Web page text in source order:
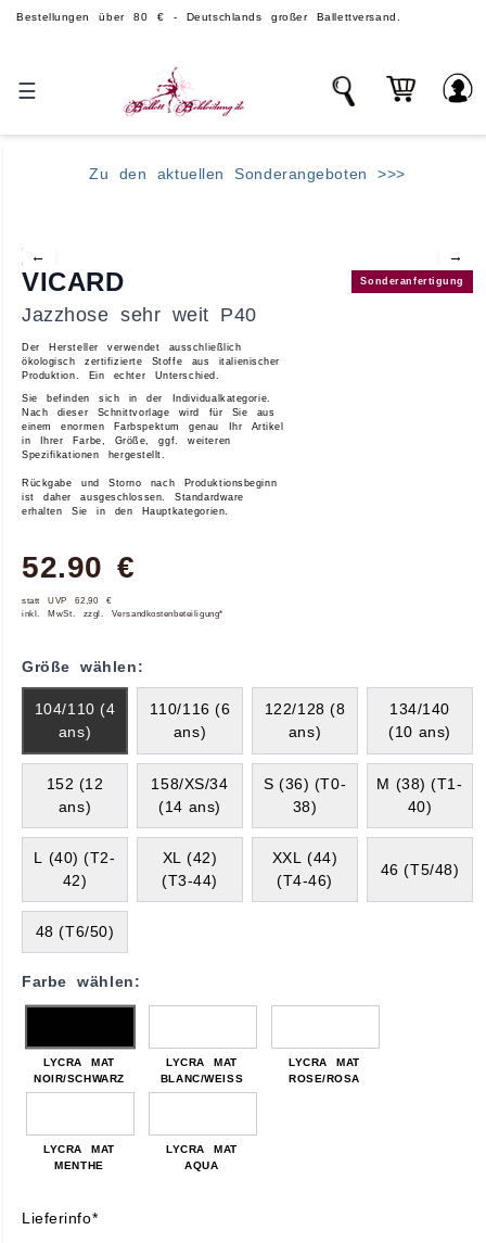
über 80 € - Deutschlands großer Ballettversand.
☰
Zu den aktuellen Sonderangeboten >>>
← →
Sonderanfertigung
VICARD
Jazzhose sehr weit P40
Der Hersteller verwendet ausschließlich
ökologisch zertifizierte Stoffe aus italienischer
Produktion.
Ein echter Unterschied.
Sie befinden sich in der Individualkategorie.
Nach dieser Schnittvorlage wird für Sie aus
einem enormen Farbspektum genau Ihr Artikel
in Ihrer Farbe, Größe, ggf. weiteren
Spezifikationen hergestellt.
Rückgabe und Storno nach Produktionsbeginn
ist daher ausgeschlossen. Standardware
erhalten Sie in den Hauptkategorien.
52.90 €
statt UVP 62,90 €
inkl. MwSt. zzgl. Versandkostenbeteiligung*
Größe wählen:
104/110 (4
ans)
110/116 (6
ans)
122/128 (8
ans)
134/140
(10 ans)
152 (12
ans)
158/XS/34
(14 ans)
S (36) (T0-
38)
M (38) (T1-
40)
L (40) (T2-
42)
XL (42)
(T3-44)
XXL (44)
(T4-46)
46 (T5/48)
48 (T6/50)
Farbe wählen:
LYCRA MAT
NOIR/SCHWARZ
LYCRA MAT
BLANC/WEISS
LYCRA MAT
ROSE/ROSA
LYCRA MAT
MENTHE
LYCRA MAT
AQUA
Lieferinfo*